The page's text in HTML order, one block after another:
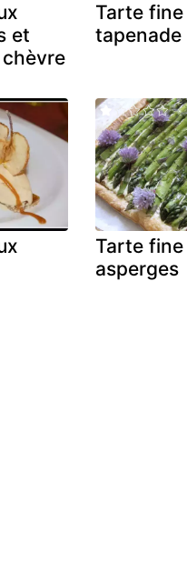
et
Tarte
tapenade
Tarte fine
asperges